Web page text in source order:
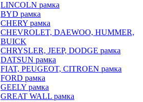
LINCOLN рамка
BYD рамка
CHERY рамка
CHEVROLET, DAEWOO, HUMMER,
BUICK
CHRYSLER, JEEP, DODGE рамка
DATSUN рамка
FIAT, PEUGEOT, CITROEN рамка
FORD рамка
GEELY рамка
GREAT WALL рамка